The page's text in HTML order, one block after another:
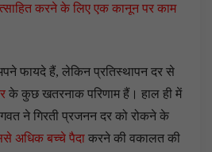
करने के लिए एक कानून पर काम
फायदे हैं, लेकिन प्रतिस्थापन दर से
के कुछ खतरनाक परिणाम हैं। हाल ही में
ने गिरती प्रजनन दर को रोकने के
अधिक बच्चे पैदा करने की वकालत की